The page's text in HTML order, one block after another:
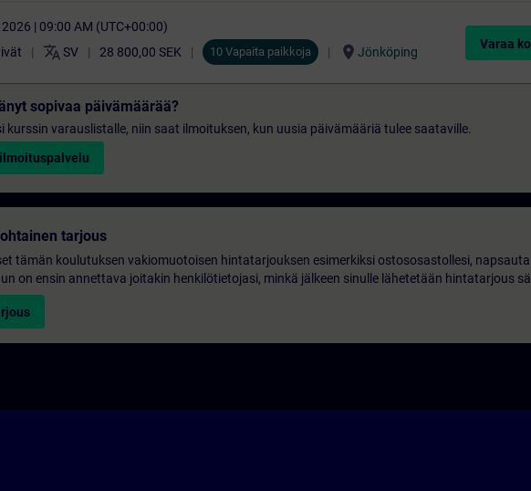
| 09:00 AM (UTC+00:00)
translate SV 28 800,00 SEK 10 Vapaita paikkoja location_on Jönköping
Varaa
sopivaa päivämäärää?
kurssin varauslistalle, niin saat ilmoituksen, kun uusia päivämääriä tulee saataville.
tarjous
tämän koulutuksen vakiomuotoisen hintatarjouksen esimerkiksi ostososastollesi, napsauta
on ensin annettava joitakin henkilötietojasi, minkä jälkeen sinulle lähetetään hintatarjous